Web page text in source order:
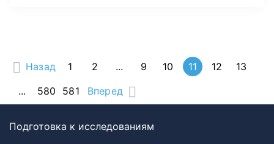
Назад 1 2 ... 9 10 11 12
13
...
580 581 Вперед
Подготовка к исследованиям